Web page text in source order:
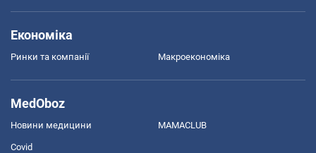
Економіка
Ринки та компанії Макроекономіка
MedOboz
Новини медицини MAMACLUB
Covid